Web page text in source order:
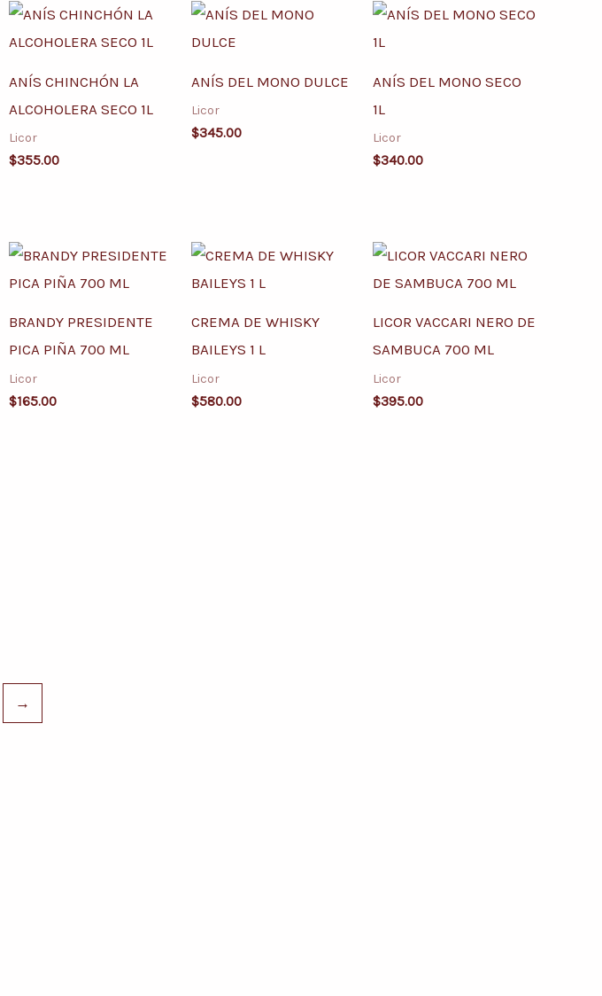
ANÍS CHINCHÓN LA
ALCOHOLERA SECO 1L
Licor
$355.00
ANÍS DEL MONO DULCE
Licor
$345.00
ANÍS DEL MONO SECO
1L
Licor
$340.00
BRANDY PRESIDENTE
PICA PIÑA 700 ML
Licor
$165.00
CREMA DE WHISKY
BAILEYS 1 L
Licor
$580.00
LICOR VACCARI NERO DE
SAMBUCA 700 ML
Licor
$395.00
→